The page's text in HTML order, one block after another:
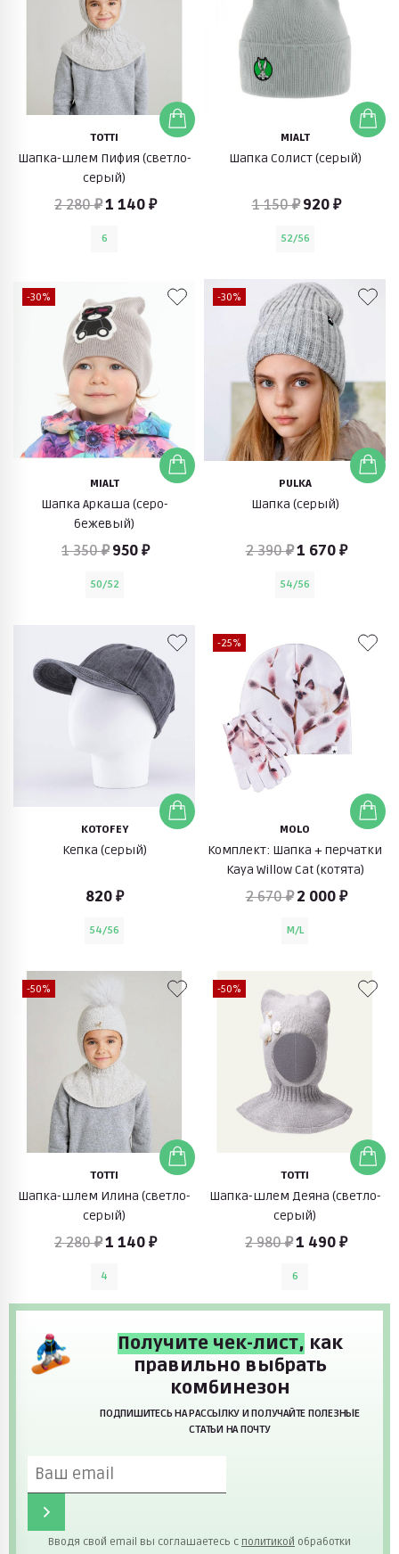
TOTTI
Шапка-шлем Пифия (светло-
серый)
2 280 ₽1 140 ₽
6
MIALT
Шапка Солист (серый)
1 150 ₽ 920 ₽
52/56
-30%
MIALT
Шапка Аркаша (серо-
бежевый)
1 350 ₽ 950 ₽
50/52
-30%
PULKA
Шапка (серый)
2 390 ₽1 670 ₽
54/56
KOTOFEY
Кепка (серый)
820 ₽
54/56
-25%
MOLO
Комплект: Шапка + перчатки
Kaya Willow Cat (котята)
2 670 ₽ 2 000 ₽
M/L
-50%
TOTTI
Шапка-шлем Илина (светло-
серый)
2 280 ₽1 140 ₽
4
-50%
TOTTI
Шапка-шлем Деяна (светло-
серый)
2 980 ₽1 490 ₽
6
Получите чек-лист, как
правильно выбрать
комбинезон
ПОДПИШИТЕСЬ НА РАССЫЛКУ И ПОЛУЧАЙТЕ ПОЛЕЗНЫЕ
СТАТЬИ НА ПОЧТУ
Вводя свой email вы соглашаетесь с политикой обработки